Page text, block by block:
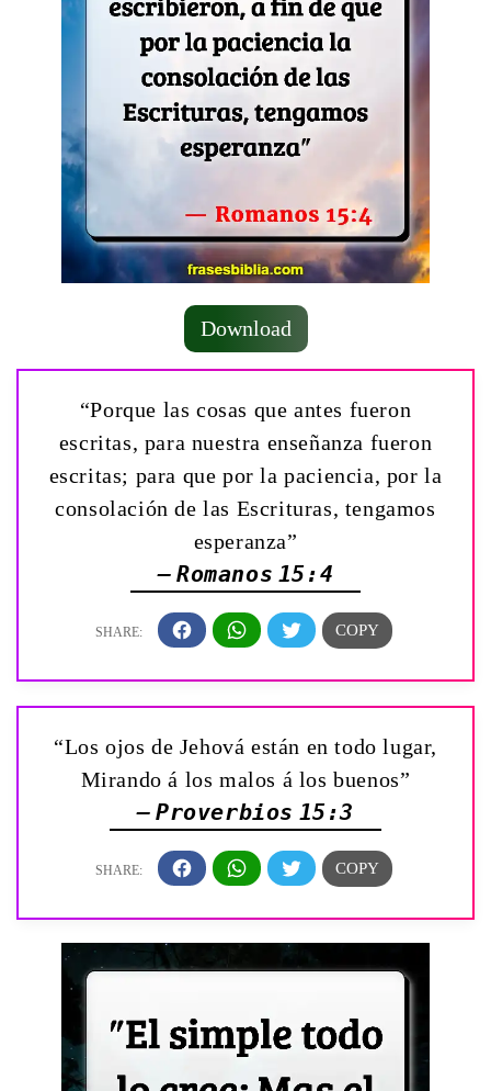
Download
“Porque las cosas que antes fueron
escritas, para nuestra enseñanza fueron
escritas; para que por la paciencia, por la
consolación de las Escrituras, tengamos
esperanza”
— Romanos 15:4
“Los ojos de Jehová están en todo lugar,
Mirando á los malos á los buenos”
— Proverbios 15:3